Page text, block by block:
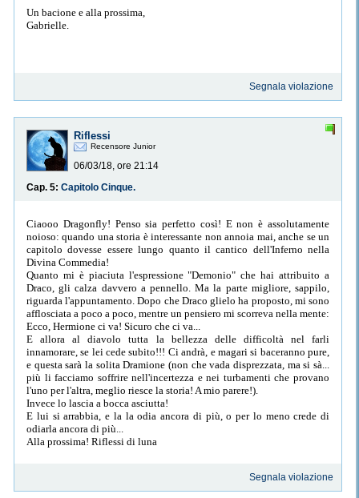
Un bacione e alla prossima,
Gabrielle.
Segnala violazione
Riflessi
Recensore Junior
06/03/18, ore 21:14
Cap. 5: Capitolo Cinque.
Ciaooo Dragonfly! Penso sia perfetto così! E non è assolutamente
noioso: quando una storia è interessante non annoia mai, anche se un
capitolo dovesse essere lungo quanto il cantico dell'Inferno nella
Divina Commedia!
Quanto mi è piaciuta l'espressione "Demonio" che hai attribuito a
Draco, gli calza davvero a pennello. Ma la parte migliore, sappilo,
riguarda l'appuntamento. Dopo che Draco glielo ha proposto, mi sono
afflosciata a poco a poco, mentre un pensiero mi scorreva nella mente:
Ecco, Hermione ci va! Sicuro che ci va...
E allora al diavolo tutta la bellezza delle difficoltà nel farli
innamorare, se lei cede subito!!! Ci andrà, e magari si baceranno pure,
e questa sarà la solita Dramione (non che vada disprezzata, ma si sà...
più li facciamo soffrire nell'incertezza e nei turbamenti che provano
l'uno per l'altra, meglio riesce la storia! A mio parere!).
Invece lo lascia a bocca asciutta!
E lui si arrabbia, e la la odia ancora di più, o per lo meno crede di
odiarla ancora di più...
Alla prossima! Riflessi di luna
Segnala violazione